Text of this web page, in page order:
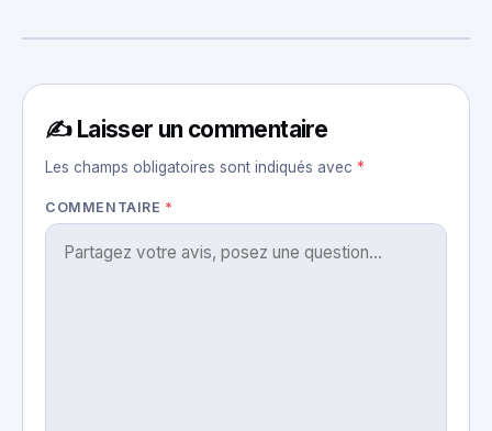
✍️ Laisser un commentaire
Les champs obligatoires sont indiqués avec *
COMMENTAIRE *